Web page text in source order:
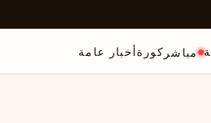
مباشر كورةأخبار عامة